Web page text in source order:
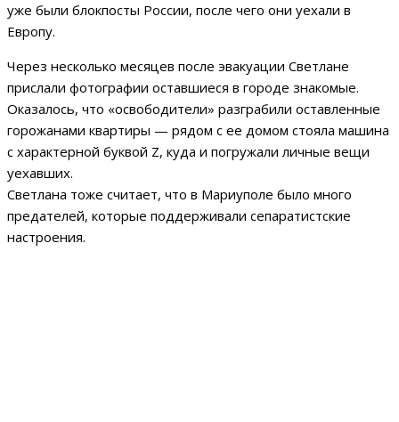
уже были блокпосты России, после чего они уехали в
Европу.
Через несколько месяцев после эвакуации Светлане
прислали фотографии оставшиеся в городе знакомые.
Оказалось, что «освободители» разграбили оставленные
горожанами квартиры — рядом с ее домом стояла машина
с характерной буквой Z, куда и погружали личные вещи
уехавших.
Светлана тоже считает, что в Мариуполе было много
предателей, которые поддерживали сепаратистские
настроения.